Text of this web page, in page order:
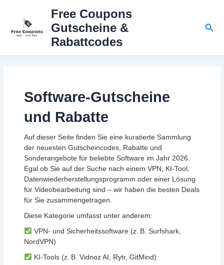
springen
Free Coupons
Gutscheine &
Rabattcodes
Software-Gutscheine
und Rabatte
Auf dieser Seite finden Sie eine kuratierte Sammlung
der neuesten Gutscheincodes, Rabatte und
Sonderangebote für beliebte Software im Jahr 2026.
Egal ob Sie auf der Suche nach einem VPN, KI-Tool,
Datenwiederherstellungsprogramm oder einer Lösung
für Videobearbeitung sind – wir haben die besten Deals
für Sie zusammengetragen.
Diese Kategorie umfasst unter anderem:
VPN- und Sicherheitssoftware (z. B. Surfshark,
NordVPN)
KI-Tools (z. B. Vidnoz AI, Rytr, GitMind)